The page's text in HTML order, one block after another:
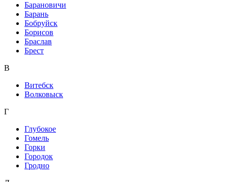
Барановичи
Барань
Бобруйск
Борисов
Браслав
Брест
В
Витебск
Волковыск
Г
Глубокое
Гомель
Горки
Городок
Гродно